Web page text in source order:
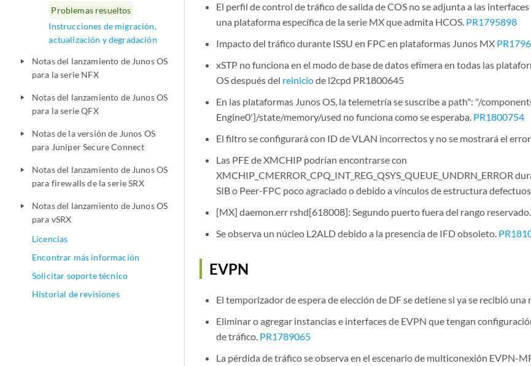
Problemas resueltos
Instrucciones de migración,
actualización y degradación
play_arrow
Notas del lanzamiento de Junos OS
para la serie NFX
play_arrow
Notas del lanzamiento de Junos OS
para la serie QFX
play_arrow
Notas de la versión de Junos OS
para Juniper Secure Connect
play_arrow
Notas del lanzamiento de Junos OS
para firewalls de la serie SRX
play_arrow
Notas del lanzamiento de Junos OS
para vSRX
Licencias
Encontrar más información
Solicitar soporte técnico
Historial de revisiones
El perfil de control de tráfico de salida de COS no se adjunta a las
una plataforma específica de la serie MX que admita HCOS. PR1795898
Impacto del tráfico durante ISSU en FPC en plataformas Junos MX
xSTP no funciona en el modo de base de datos efímera en todas las
OS después del reiniciode l2cpd PR1800645
En las plataformas Junos OS, la telemetría se suscribe a path": "/
Engine0']/state/memory/used no funciona como se esperaba. PR1800754
El filtro se configurará con ID de VLAN incorrectos y no se mostrará el
Las PFE de XMCHIP podrían encontrarse con
XMCHIP_CMERROR_CPQ_INT_REG_QSYS_QUEUE_UNDRN_ERROR
SIB o Peer-FPC poco agraciado o debido a vínculos de estructura
[MX] daemon.err rshd[618008]: Segundo puerto fuera del rango reservado.
Se observa un núcleo L2ALD debido a la presencia de IFD obsoleto.
EVPN
El temporizador de espera de elección de DF se detiene si ya se recibió una
Eliminar o agregar instancias e interfaces de EVPN que tengan
de tráfico. PR1789065
La pérdida de tráfico se observa en el escenario de multiconexión EVPN-